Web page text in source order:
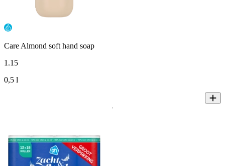
Care Almond soft hand soap
1 .15
0,5 l